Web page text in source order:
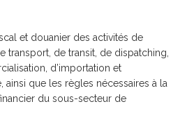
et douanier des activités de
transport, de transit, de dispatching,
d’importation et
ainsi que les règles nécessaires à la
du sous-secteur de